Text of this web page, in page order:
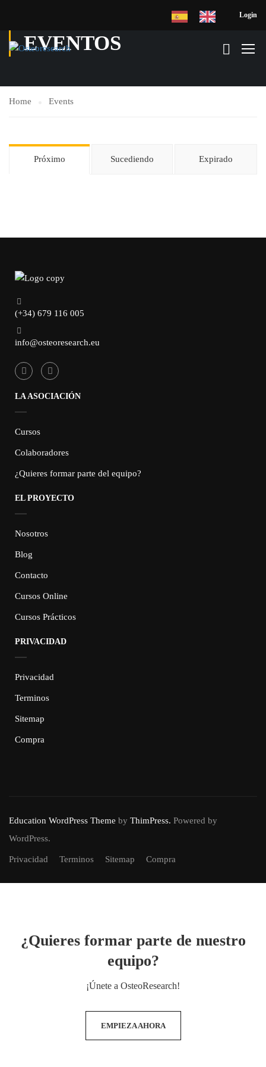
Login
EVENTOS
Home Events
Próximo Sucediendo Expirado
(+34) 679 116 005
info@osteoresearch.eu
LA ASOCIACIÓN
Cursos
Colaboradores
¿Quieres formar parte del equipo?
EL PROYECTO
Nosotros
Blog
Contacto
Cursos Online
Cursos Prácticos
PRIVACIDAD
Privacidad
Terminos
Sitemap
Compra
Education WordPress Theme by ThimPress. Powered by
WordPress.
Privacidad Terminos Sitemap Compra
¿Quieres formar parte de nuestro
equipo?
¡Únete a OsteoResearch!
EMPIEZA AHORA